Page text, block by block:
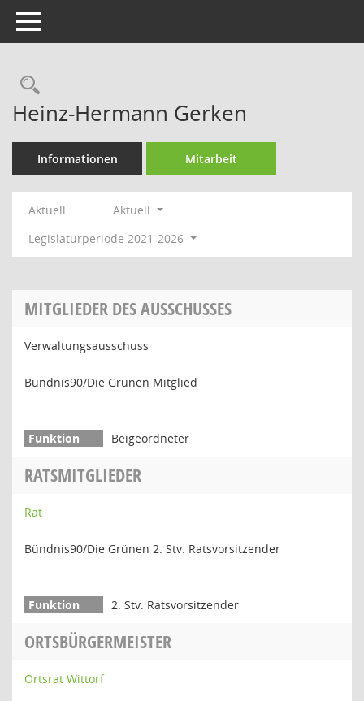
Toggle navigation
Rechercheauswahl
Heinz-Hermann Gerken
Informationen Mitarbeit
Aktuell
Aktuell
Legislaturperiode 2021-2026
MITGLIEDER DES AUSSCHUSSES
Verwaltungsausschuss
Bündnis90/Die Grünen Mitglied
Beigeordneter
RATSMITGLIEDER
Rat
Bündnis90/Die Grünen 2. Stv. Ratsvorsitzender
2. Stv. Ratsvorsitzender
ORTSBÜRGERMEISTER
Ortsrat Wittorf